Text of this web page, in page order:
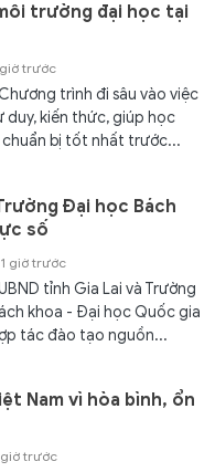
trường đại học tại
trước
trình đi sâu vào việc
duy, kiến thức, giúp học
chuẩn bị tốt nhất trước...
Đại học Bách
số
1 giờ trước
tỉnh Gia Lai và Trường
khoa - Đại học Quốc gia
tác đào tạo nguồn...
Nam vì hòa bình, ổn
trước